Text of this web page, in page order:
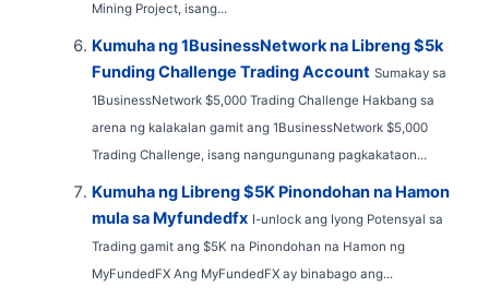
Mining Project, isang...
Kumuha ng 1BusinessNetwork na Libreng $5k
Funding Challenge Trading Account Sumakay sa
1BusinessNetwork $5,000 Trading Challenge Hakbang sa
arena ng kalakalan gamit ang 1BusinessNetwork $5,000
Trading Challenge, isang nangungunang pagkakataon...
Kumuha ng Libreng $5K Pinondohan na Hamon
mula sa Myfundedfx I-unlock ang Iyong Potensyal sa
Trading gamit ang $5K na Pinondohan na Hamon ng
MyFundedFX Ang MyFundedFX ay binabago ang...